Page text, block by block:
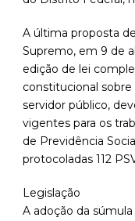
A última proposta
Supremo, em 9 de
edição de lei
constitucional sobre
servidor público,
vigentes para os
de Previdência
protocoladas 112
Legislação
A adoção da